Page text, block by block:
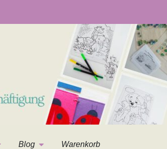
Blog Warenkorb